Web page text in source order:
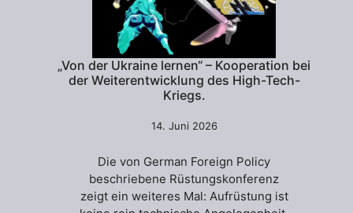
„Von der Ukraine lernen“ – Kooperation bei
der Weiterentwicklung des High-Tech-
Kriegs.
14. Juni 2026
Die von German Foreign Policy
beschriebene Rüstungskonferenz
zeigt ein weiteres Mal: Aufrüstung ist